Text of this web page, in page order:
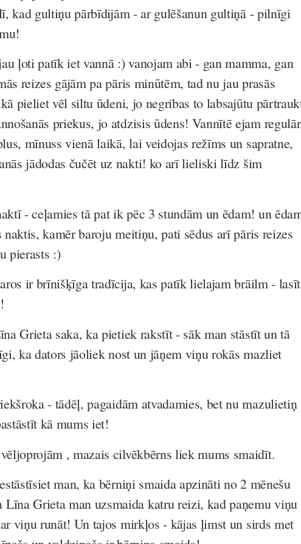
kad gultiņu pārbīdijām - ar gulēšanun gultiņā - pilnīgi
ļoti patīk iet vannā :) vanojam abi - gan mamma, gan
reizes gājām pa pāris minūtēm, tad nu jau prasās
pieliet vēl siltu ūdeni, jo negribas to labsajūtu
priekus, jo atdzisis ūdens! Vannītē ejam
mīnuss vienā laikā, lai veidojas režīms un sapratne,
jādodas čučēt uz nakti! ko arī lieliski līdz šim
- ceļamies tā pat ik pēc 3 stundām un ēdam! un
kamēr baroju meitiņu, pati sēdus arī pāris reizes
pierasts :)
ir brīnišķīga tradīcija, kas patīk lielajam brāilm - lasīt
Grieta saka, ka pietiek rakstīt - sāk man stāstīt un tā
ka dators jāoliek nost un jāņem viņu rokās mazliet
- tādēļ, pagaidām atvadamies, bet nu mazulietiņ
kā mums iet!
, mazais cilvēkbērns liek mums smaidīt.
man, ka bērniņi smaida apzināti no 2 mēnešu
Līna Grieta man uzsmaida katru reizi, kad paņemu viņu
viņu runāt! Un tajos mirkļos - kājas ļimst un sirds met